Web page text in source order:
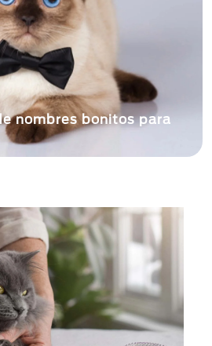
nombres bonitos para